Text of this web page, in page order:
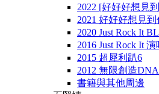
2022 [好好好想見
2021 好好好想見到
2020 Just Rock It
2016 Just Rock It 演
2015 超犀利趴6
2012 無限創造
書籍與其他周邊